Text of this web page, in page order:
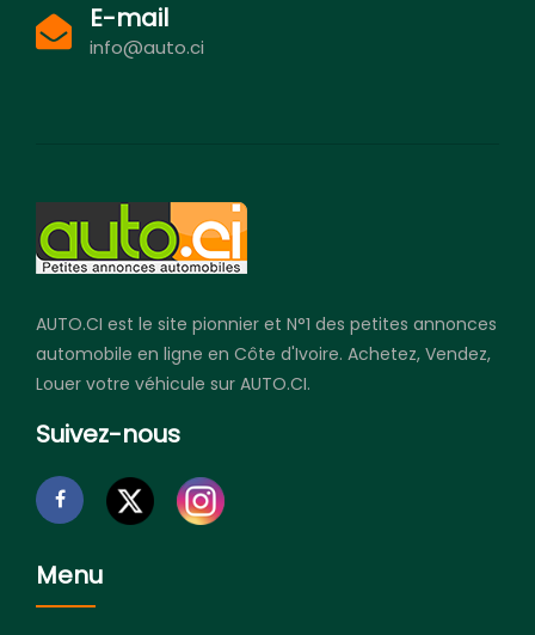
E-mail
info@auto.ci
AUTO.CI est le site pionnier et N°1 des petites annonces
automobile en ligne en Côte d'Ivoire. Achetez, Vendez,
Louer votre véhicule sur AUTO.CI.
Suivez-nous
Menu